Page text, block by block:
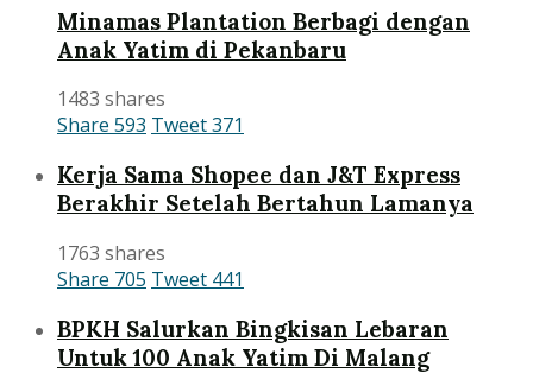
Minamas Plantation Berbagi dengan
Anak Yatim di Pekanbaru
1483 shares
Share 593 Tweet371
Kerja Sama Shopee dan J&T Express
Berakhir Setelah Bertahun Lamanya
1763 shares
Share 705 Tweet 441
BPKH Salurkan Bingkisan Lebaran
Untuk 100 Anak Yatim Di Malang